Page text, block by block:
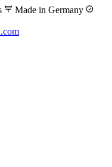
Made in Germany